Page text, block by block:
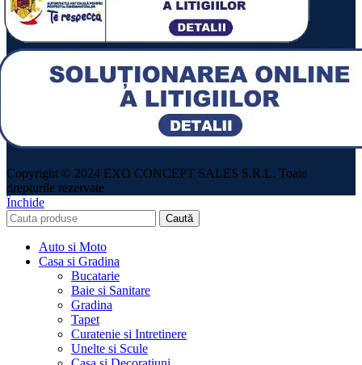
Copyright © 2024 EXO CONCEPT SALES S.R.L. Toate
drepturile rezervate
Închide
Caută
Auto si Moto
Casa si Gradina
Bucatarie
Baie si Sanitare
Gradina
Tapet
Curatenie si Intretinere
Unelte si Scule